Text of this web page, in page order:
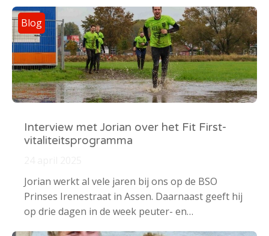
Blog
Interview met Jorian over het Fit First-
vitaliteitsprogramma
Jorian werkt al vele jaren bij ons op de BSO
Prinses Irenestraat in Assen. Daarnaast geeft hij
op drie dagen in de week peuter- en…